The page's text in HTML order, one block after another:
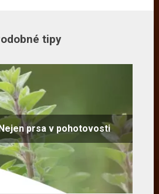
tipy
prsa v pohotovosti